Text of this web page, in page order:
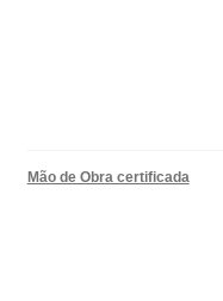
Mão de Obra certificada